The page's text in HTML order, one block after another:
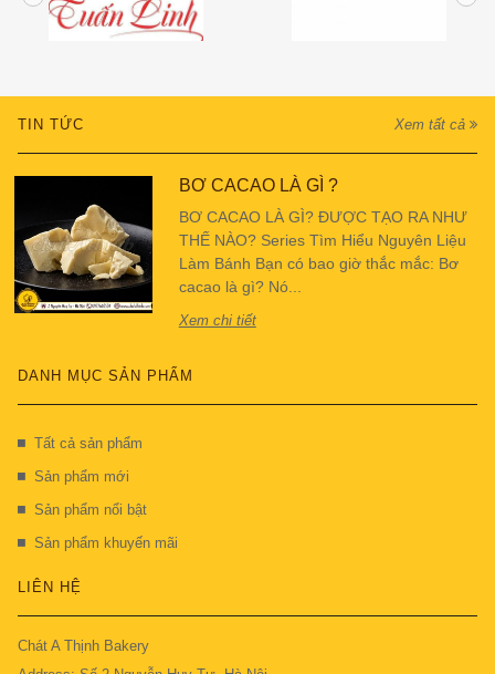
TIN TỨC Xem tất cả
BƠ CACAO LÀ GÌ ?
BƠ CACAO LÀ GÌ? ĐƯỢC TẠO RA NHƯ
THẾ NÀO? Series Tìm Hiểu Nguyên Liệu
Làm Bánh Bạn có bao giờ thắc mắc: Bơ
cacao là gì? Nó...
Xem chi tiết
DANH MỤC SẢN PHẨM
Tất cả sản phẩm
Sản phẩm mới
Sản phẩm nổi bật
Sản phẩm khuyến mãi
LIÊN HỆ
Chát A Thịnh Bakery